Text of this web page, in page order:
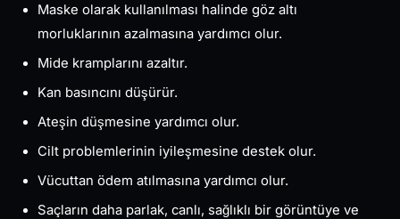
Maske olarak kullanılması halinde göz altı
morluklarının azalmasına yardımcı olur.
Mide kramplarını azaltır.
Kan basıncını düşürür.
Ateşin düşmesine yardımcı olur.
Cilt problemlerinin iyileşmesine destek olur.
Vücuttan ödem atılmasına yardımcı olur.
Saçların daha parlak, canlı, sağlıklı bir görüntüye ve